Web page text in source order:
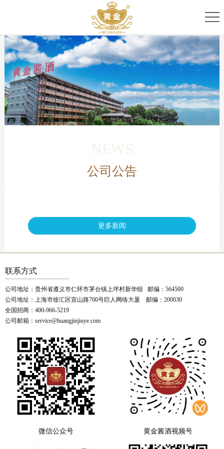
页
关
于
我
们
专
家
团
队
产
品
家
新
闻
服
公司公告
更多新闻
联系方式
公司地址：贵州省遵义市仁怀市茅台镇上坪村新华组 邮编：564500
公司地址：上海市徐汇区宜山路700号巨人网络大厦 邮编：200030
全国招商：400-966-5219
公司邮箱：service@huangjinjiuye.com
微信公众号 黄金酱酒视频号